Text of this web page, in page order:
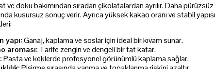
ve doku bakımından sıradan çikolatalardan ayrılır. Daha
kusursuz sonuç verir. Ayrıca yüksek kakao oranı ve stabil
yapı:Ganaj, kaplama ve soslar için ideal bir kıvam sunar.
aroması: Tarife zengin ve dengeli bir tat katar.
Pasta ve keklerde profesyonel görünümlü kaplama sağlar.